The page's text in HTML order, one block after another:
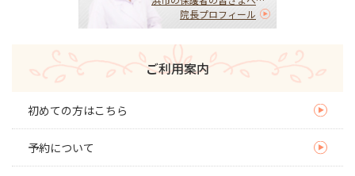
HPVワクチンを受けるべ
き？迷ったらまず相談を｜
な選択
院長プロフィール
ご利用案内
初めての方はこちら
予約について